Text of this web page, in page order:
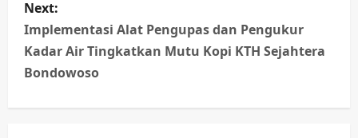
t
n
Next:
Implementasi Alat Pengupas dan Pengukur
Kadar Air Tingkatkan Mutu Kopi KTH Sejahtera
Bondowoso